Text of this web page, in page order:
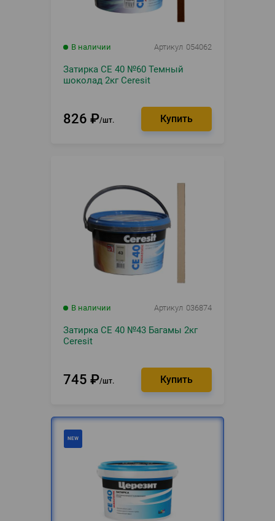
В наличии Артикул 054062
Затирка CE 40 №60 Темный
шоколад 2кг Ceresit
826 ₽ шт.
В наличии Артикул 036874
Затирка CE 40 №43 Багамы 2кг
Ceresit
745 ₽ шт.